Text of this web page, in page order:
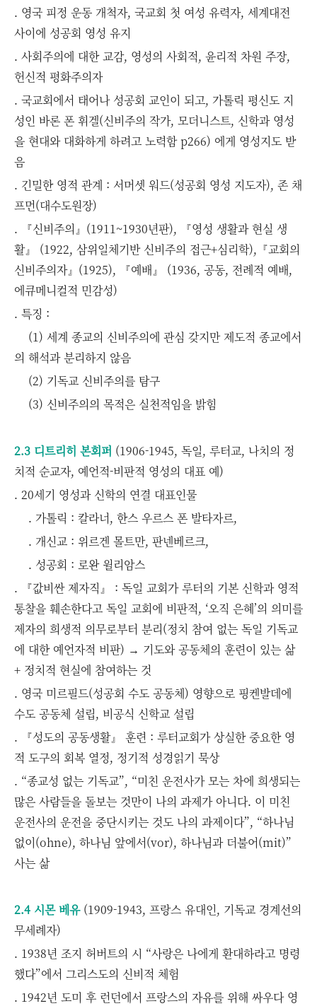
. 영국 피정 운동 개척자, 국교회 첫 여성 유력자, 세계대전
사이에 성공회 영성 유지
. 사회주의에 대한 교감, 영성의 사회적, 윤리적 차원 주장,
헌신적 평화주의자
. 국교회에서 태어나 성공회 교인이 되고, 가톨릭 평신도 지
성인 바론 폰 휘겔(신비주의 작가, 모더니스트, 신학과 영성
을 현대와 대화하게 하려고 노력함 p266) 에게 영성지도 받
음
. 긴밀한 영적 관계 : 서머셋 워드(성공회 영성 지도자), 존 채
프먼(대수도원장)
. 『신비주의』(1911~1930년판), 『영성 생활과 현실 생
활』 (1922, 삼위일체기반 신비주의 접근+심리학),『교회의
신비주의자』(1925), 『예배』 (1936, 공동, 전례적 예배,
에큐메니컬적 민감성)
. 특징 :
(1) 세계 종교의 신비주의에 관심 갖지만 제도적 종교에서
의 해석과 분리하지 않음
(2) 기독교 신비주의를 탐구
(3) 신비주의의 목적은 실천적임을 밝힘
2.3 디트리히 본회퍼 (1906-1945, 독일, 루터교, 나치의 정
치적 순교자, 예언적-비판적 영성의 대표 예)
. 20세기 영성과 신학의 연결 대표인물
. 가톨릭 : 칼라너, 한스 우르스 폰 발타자르,
. 개신교 : 위르겐 몰트만, 판넨베르크,
. 성공회 : 로완 윌리암스
. 『값비싼 제자직』 : 독일 교회가 루터의 기본 신학과 영적
통찰을 훼손한다고 독일 교회에 비판적, ‘오직 은혜’의 의미를
제자의 희생적 의무로부터 분리(정치 참여 없는 독일 기독교
에 대한 예언자적 비판) → 기도와 공동체의 훈련이 있는 삶
+ 정치적 현실에 참여하는 것
. 영국 미르필드(성공회 수도 공동체) 영향으로 핑켄발데에
수도 공동체 설립, 비공식 신학교 설립
. 『성도의 공동생활』 훈련 : 루터교회가 상실한 중요한 영
적 도구의 회복 열정, 정기적 성경읽기 묵상
. “종교성 없는 기독교”, “미친 운전사가 모는 차에 희생되는
많은 사람들을 돌보는 것만이 나의 과제가 아니다. 이 미친
운전사의 운전을 중단시키는 것도 나의 과제이다”, “하나님
없이(ohne), 하나님 앞에서(vor), 하나님과 더불어(mit)”
사는 삶
2.4 시몬 베유(1909-1943, 프랑스 유대인, 기독교 경계선의
무세례자)
. 1938년 조지 허버트의 시 “사랑은 나에게 환대하라고 명령
했다”에서 그리스도의 신비적 체험
. 1942년 도미 후 런던에서 프랑스의 자유를 위해 싸우다 영